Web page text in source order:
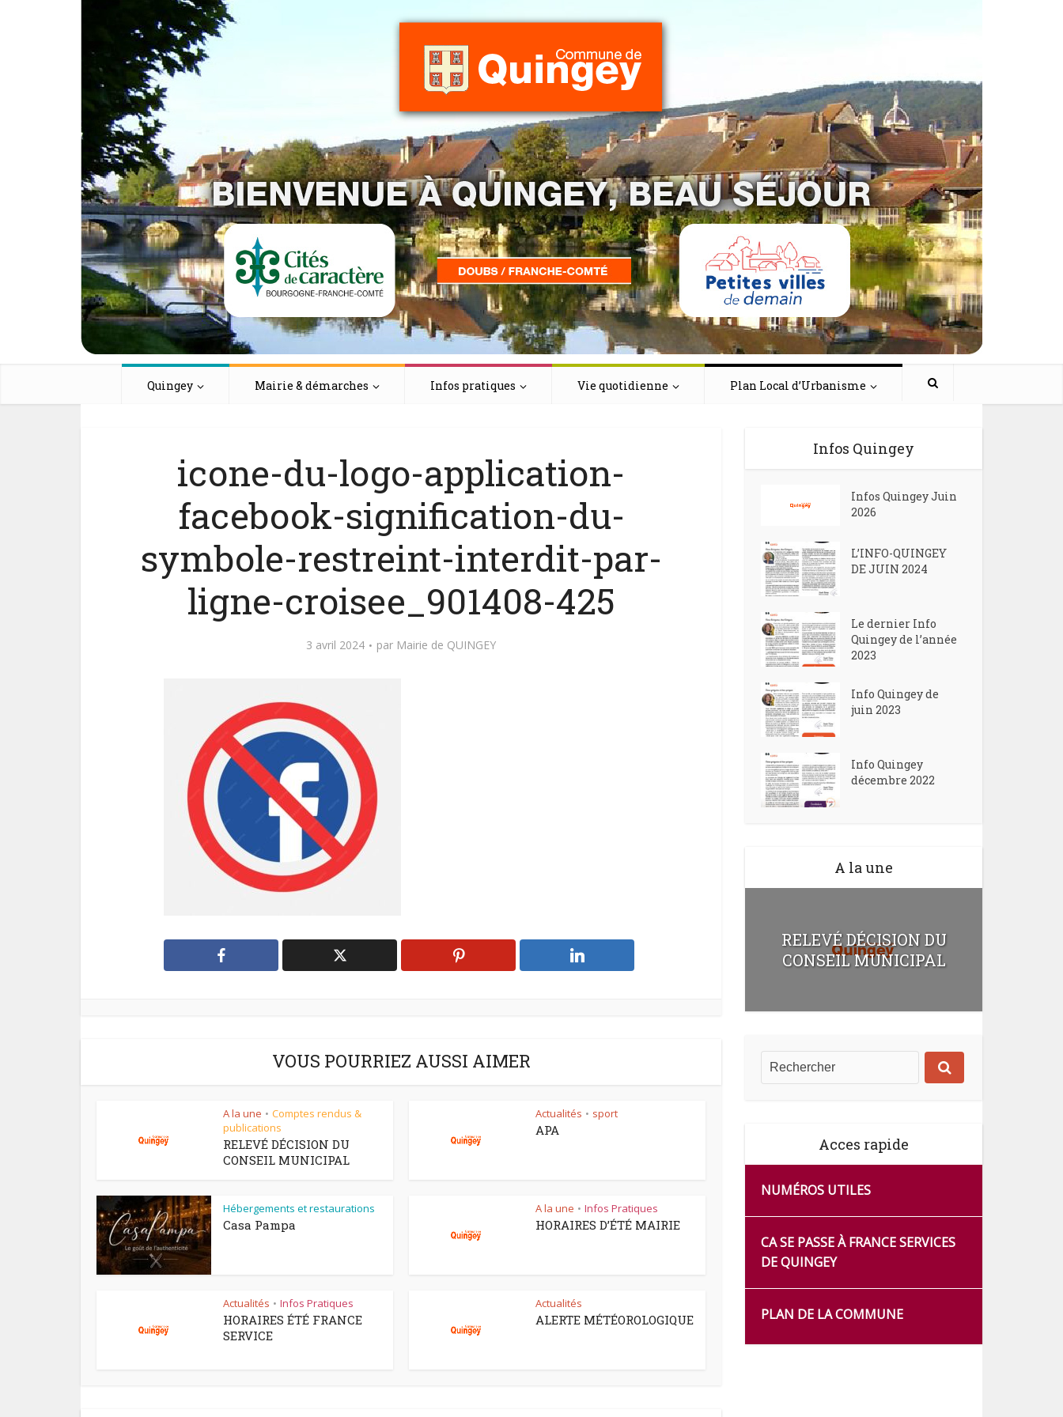
Quingey Mairie & démarches Infos pratiques Vie quotidienne Plan Local d’Urbanisme
icone-du-logo-application-
facebook-signification-du-
symbole-restreint-interdit-par-
ligne-croisee_901408-425
3 avril 2024 par Mairie de QUINGEY
VOUS POURRIEZ AUSSI AIMER
A la une • Comptes rendus &
publications
RELEVÉ DÉCISION DU
CONSEIL MUNICIPAL
Actualités • sport
APA
Hébergements et restaurations
Casa Pampa
A la une • Infos Pratiques
HORAIRES D’ÉTÉ MAIRIE
Actualités • Infos Pratiques
HORAIRES ÉTÉ FRANCE
SERVICE
Actualités
ALERTE MÉTÉOROLOGIQUE
Infos Quingey
Infos Quingey Juin
2026
L’INFO-QUINGEY
DE JUIN 2024
Le dernier Info
Quingey de l’année
2023
Info Quingey de
juin 2023
Info Quingey
décembre 2022
A la une
RELEVÉ DÉCISION DU
CONSEIL MUNICIPAL
Acces rapide
NUMÉROS UTILES
CA SE PASSE À FRANCE SERVICES
DE QUINGEY
PLAN DE LA COMMUNE